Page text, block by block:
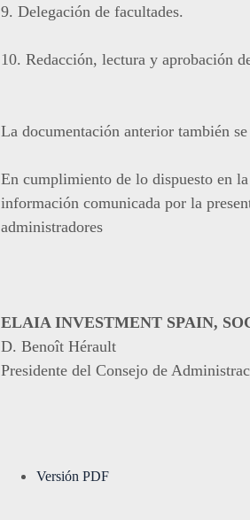
9. Delegación de facultades.
10. Redacción, lectura y aprobación
La documentación anterior también
En cumplimiento de lo dispuesto en
información comunicada por la
administradores
ELAIA INVESTMENT SPAIN,
D. Benoît Hérault
Presidente del Consejo de
Versión PDF